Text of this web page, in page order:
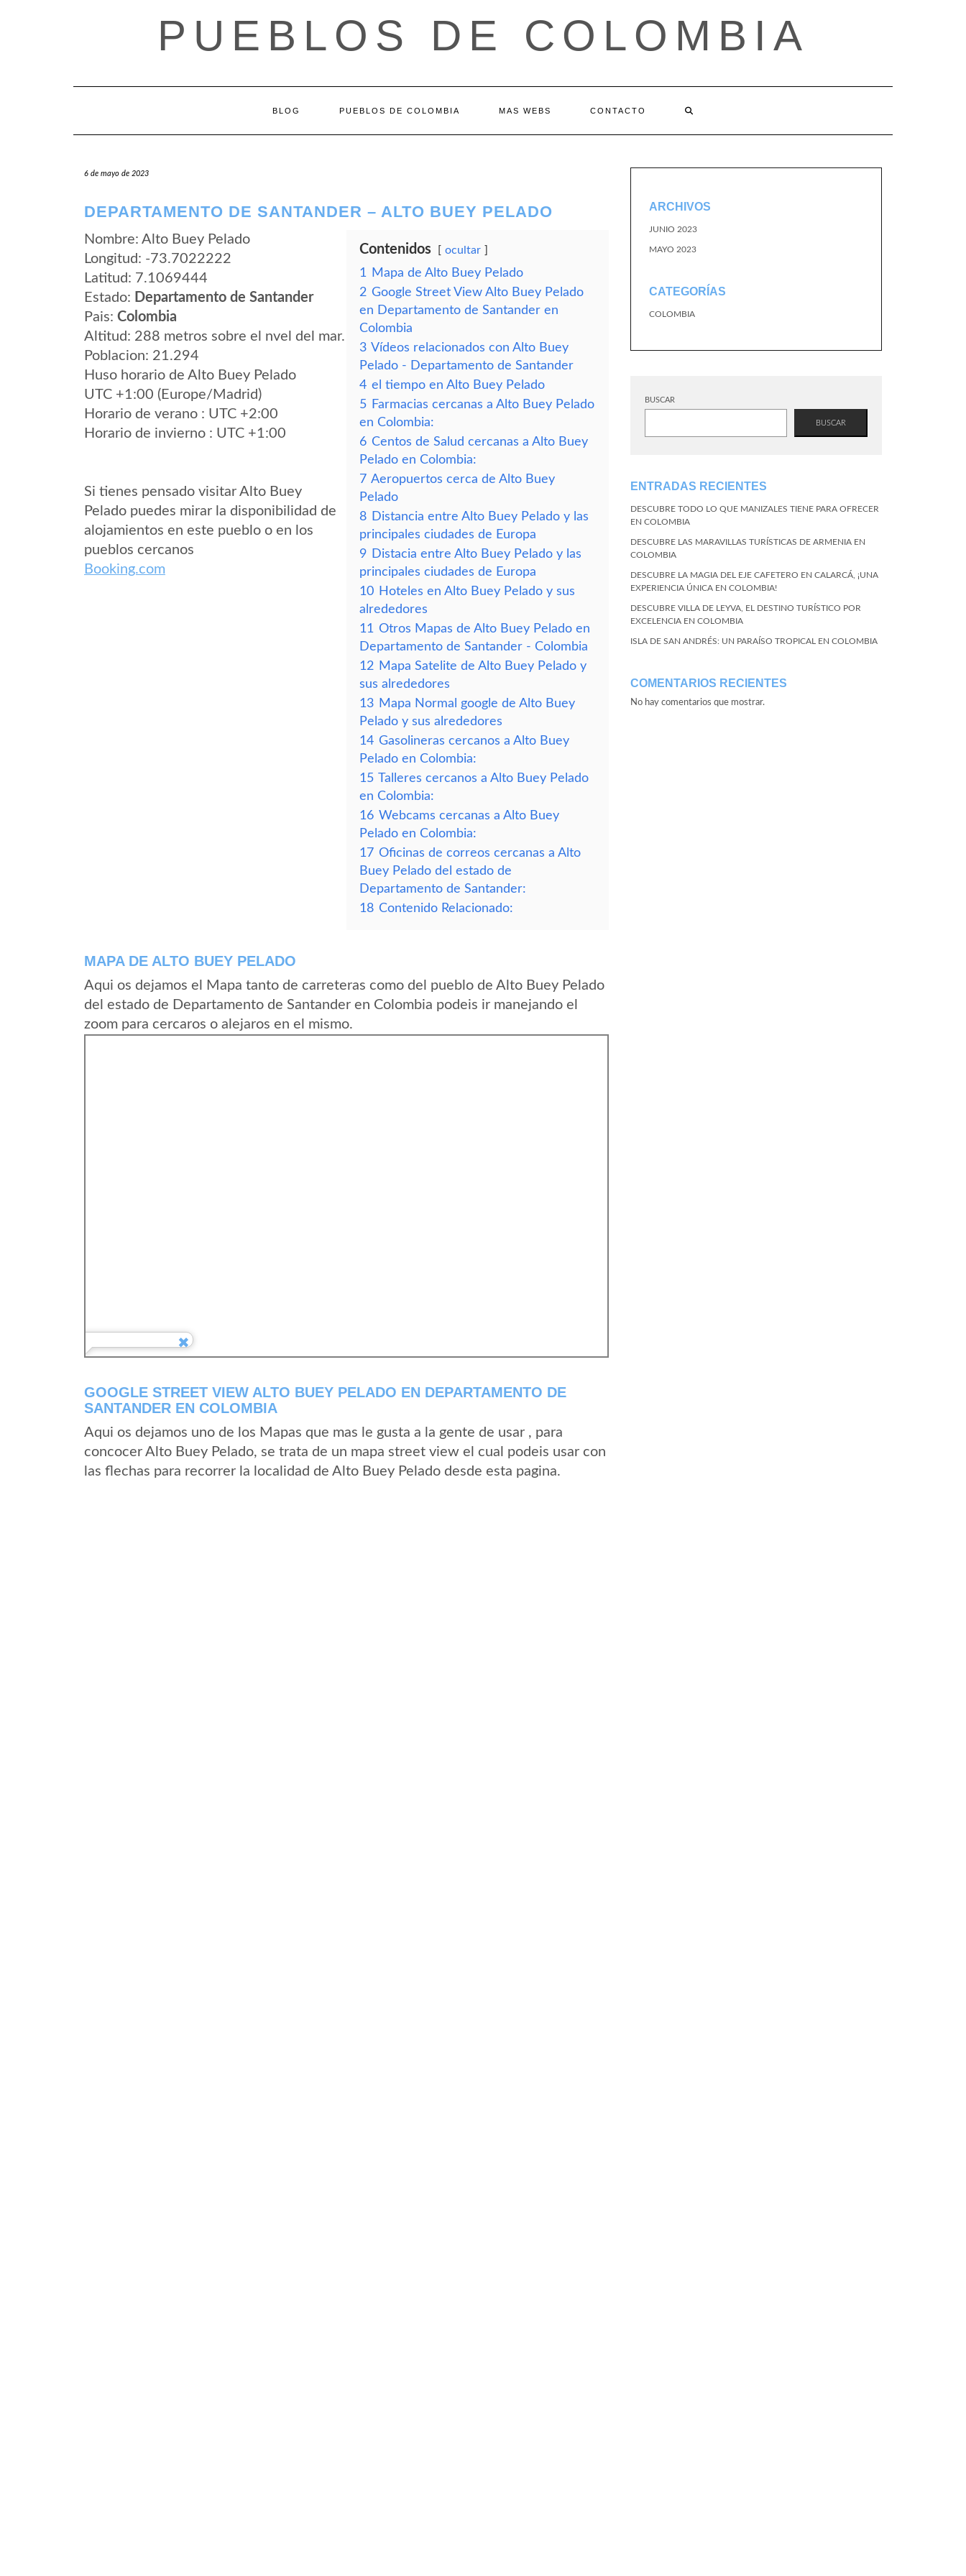
PUEBLOS DE COLOMBIA
BLOG PUEBLOS DE COLOMBIA MAS WEBS CONTACTO
6 de mayo de 2023
DEPARTAMENTO DE SANTANDER – ALTO BUEY PELADO
Nombre: Alto Buey Pelado
Longitud: -73.7022222
Latitud: 7.1069444
Estado: Departamento de Santander
Pais: Colombia
Altitud: 288 metros sobre el nvel del mar.
Poblacion: 21.294
Huso horario de Alto Buey Pelado
UTC +1:00 (Europe/Madrid)
Horario de verano : UTC +2:00
Horario de invierno : UTC +1:00
Si tienes pensado visitar Alto Buey
Pelado puedes mirar la disponibilidad de
alojamientos en este pueblo o en los
pueblos cercanos
Booking.com
Contenidos ocultar
1
Mapa de Alto Buey Pelado
2 Google Street View Alto Buey Pelado
en Departamento de Santander en
Colombia
3 Vídeos relacionados con Alto Buey
Pelado - Departamento de Santander
4 el tiempo en Alto Buey Pelado
5 Farmacias cercanas a Alto Buey Pelado
en Colombia:
6 Centos de Salud cercanas a Alto Buey
Pelado en Colombia:
7 Aeropuertos cerca de Alto Buey
Pelado
8 Distancia entre Alto Buey Pelado y las
principales ciudades de Europa
9 Distacia entre Alto Buey Pelado y las
principales ciudades de Europa
10 Hoteles en Alto Buey Pelado y sus
alrededores
11 Otros Mapas de Alto Buey Pelado en
Departamento de Santander - Colombia
12 Mapa Satelite de Alto Buey Pelado y
sus alrededores
13 Mapa Normal google de Alto Buey
Pelado y sus alrededores
14 Gasolineras cercanos a Alto Buey
Pelado en Colombia:
15 Talleres cercanos a Alto Buey Pelado
en Colombia:
16 Webcams cercanas a Alto Buey
Pelado en Colombia:
17 Oficinas de correos cercanas a Alto
Buey Pelado del estado de
Departamento de Santander:
18 Contenido Relacionado:
MAPA DE ALTO BUEY PELADO
Aqui os dejamos el Mapa tanto de carreteras como del pueblo de Alto Buey Pelado
del estado de Departamento de Santander en Colombia podeis ir manejando el
zoom para cercaros o alejaros en el mismo.
GOOGLE STREET VIEW ALTO BUEY PELADO EN DEPARTAMENTO DE
SANTANDER EN COLOMBIA
Aqui os dejamos uno de los Mapas que mas le gusta a la gente de usar , para
concocer Alto Buey Pelado, se trata de un mapa street view el cual podeis usar con
las flechas para recorrer la localidad de Alto Buey Pelado desde esta pagina.
ARCHIVOS
JUNIO 2023
MAYO 2023
CATEGORÍAS
COLOMBIA
BUSCAR
BUSCAR
ENTRADAS RECIENTES
DESCUBRE TODO LO QUE MANIZALES TIENE PARA OFRECER
EN COLOMBIA
DESCUBRE LAS MARAVILLAS TURÍSTICAS DE ARMENIA EN
COLOMBIA
DESCUBRE LA MAGIA DEL EJE CAFETERO EN CALARCÁ, ¡UNA
EXPERIENCIA ÚNICA EN COLOMBIA!
DESCUBRE VILLA DE LEYVA, EL DESTINO TURÍSTICO POR
EXCELENCIA EN COLOMBIA
ISLA DE SAN ANDRÉS: UN PARAÍSO TROPICAL EN COLOMBIA
COMENTARIOS RECIENTES
No hay comentarios que mostrar.